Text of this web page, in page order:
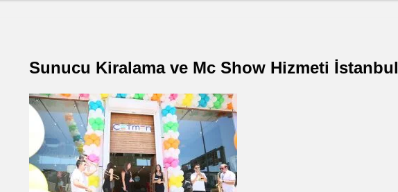
Sunucu Kiralama ve Mc Show Hizmeti İstanbul